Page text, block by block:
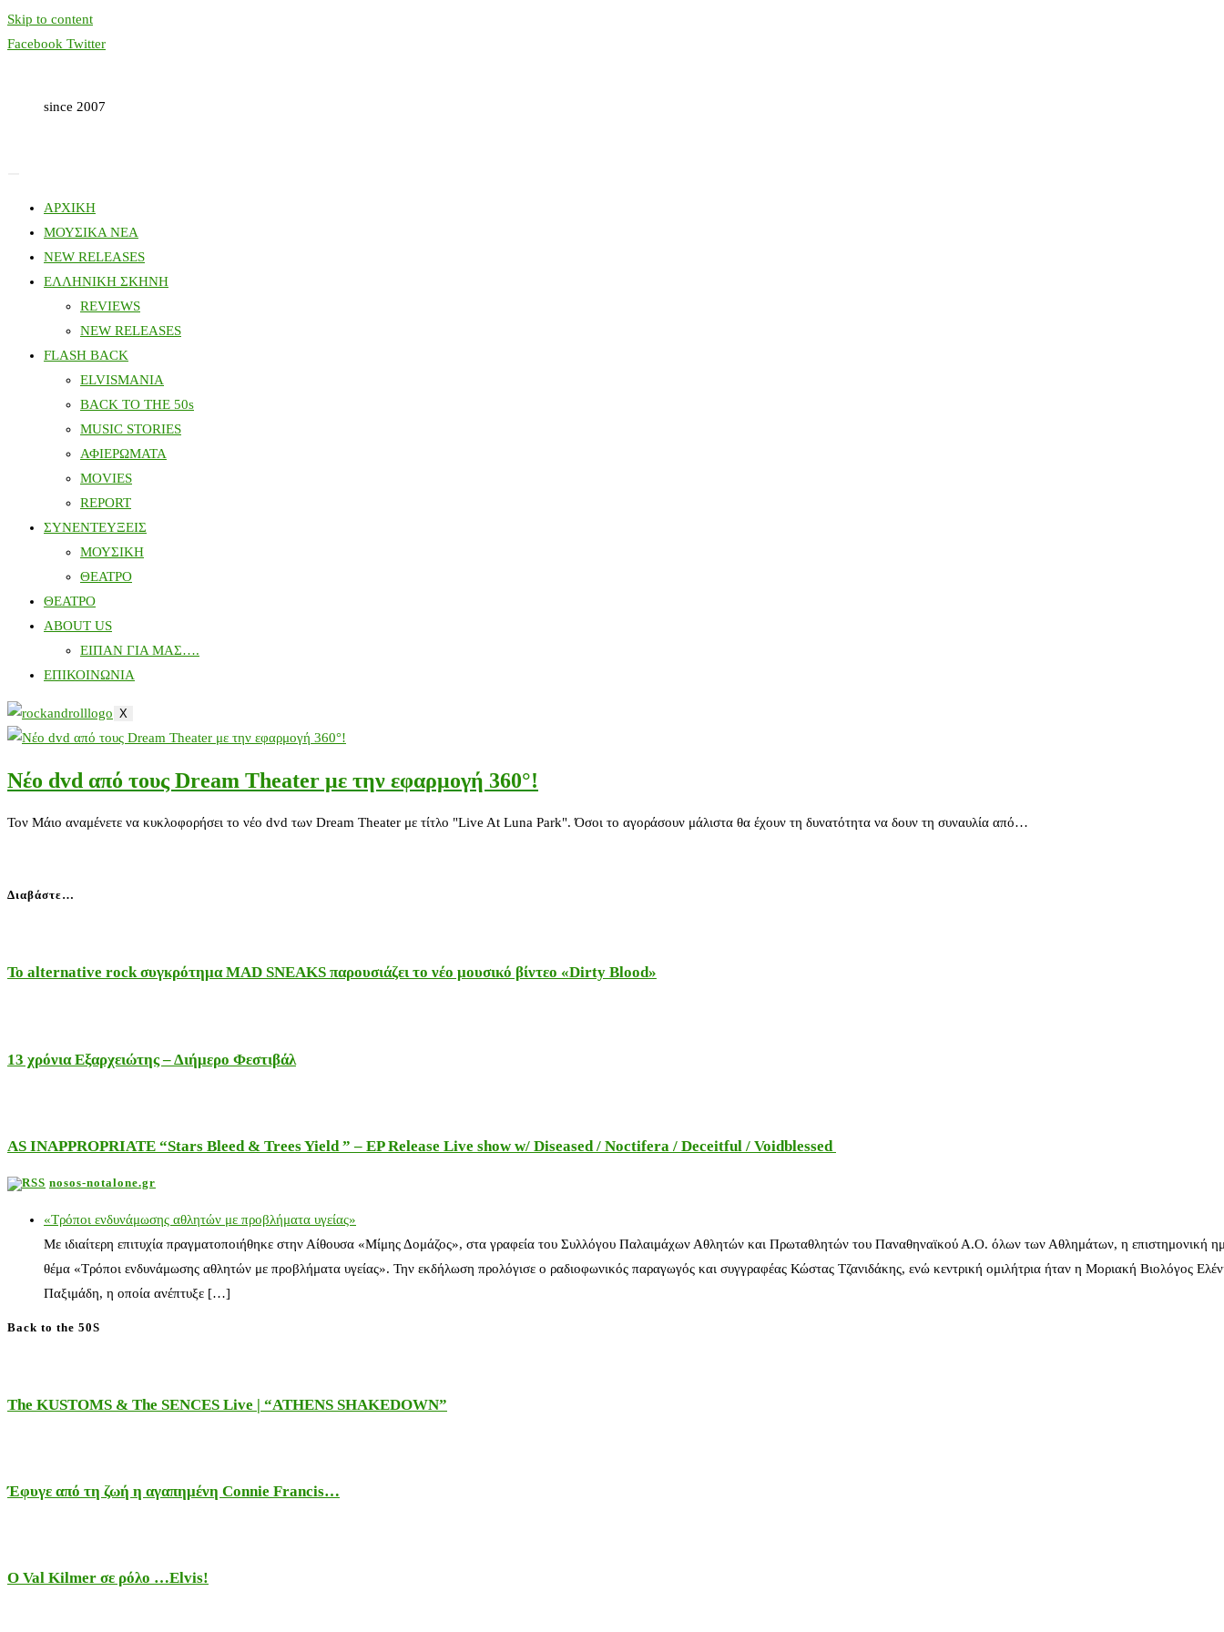
Skip to content
Facebook Twitter
since 2007
ΑΡΧΙΚΗ
ΜΟΥΣΙΚΑ ΝΕΑ
NEW RELEASES
ΕΛΛΗΝΙΚΗ ΣΚΗΝΗ
REVIEWS
NEW RELEASES
FLASH BACK
ELVISMANIA
BACK TO THE 50s
MUSIC STORIES
ΑΦΙΕΡΩΜΑΤΑ
MOVIES
REPORT
ΣΥΝΕΝΤΕΥΞΕΙΣ
ΜΟΥΣΙΚΗ
ΘΕΑΤΡΟ
ΘΕΑΤΡΟ
ABOUT US
ΕΙΠΑΝ ΓΙΑ ΜΑΣ….
ΕΠΙΚΟΙΝΩΝΙΑ
X
Νέο dvd από τους Dream Theater με την εφαρμογή 360°!
Τον Μάιο αναμένετε να κυκλοφορήσει το νέο dvd των Dream Theater με τίτλο "Live At Luna Park". Όσοι το αγοράσουν μάλιστα θα έχουν τη δυνατότητα να δουν τη συναυλία από…
Διαβάστε…
Το alternative rock συγκρότημα MAD SNEAKS παρουσιάζει το νέο μουσικό βίντεο «Dirty Blood»
13 χρόνια Εξαρχειώτης – Διήμερο Φεστιβάλ
AS INAPPROPRIATE “Stars Bleed & Trees Yield ” – EP Release Live show w/ Diseased / Noctifera / Deceitful / Voidblessed
nosos-notalone.gr
«Τρόποι ενδυνάμωσης αθλητών με προβλήματα υγείας»
Με ιδιαίτερη επιτυχία πραγματοποιήθηκε στην Αίθουσα «Μίμης Δομάζος», στα γραφεία του Συλλόγου Παλαιμάχων Αθλητών και Πρωταθλητών του Παναθηναϊκού Α.Ο. όλων των Αθλημάτων, η επιστημονική
θέμα «Τρόποι ενδυνάμωσης αθλητών με προβλήματα υγείας». Την εκδήλωση προλόγισε ο ραδιοφωνικός παραγωγός και συγγραφέας Κώστας Τζανιδάκης, ενώ κεντρική ομιλήτρια ήταν η Μοριακή Βιολόγος
Παξιμάδη, η οποία ανέπτυξε […]
Back to the 50S
The KUSTOMS & The SENCES Live | “ATHENS SHAKEDOWN”
Έφυγε από τη ζωή η αγαπημένη Connie Francis…
Ο Val Kilmer σε ρόλο …Elvis!